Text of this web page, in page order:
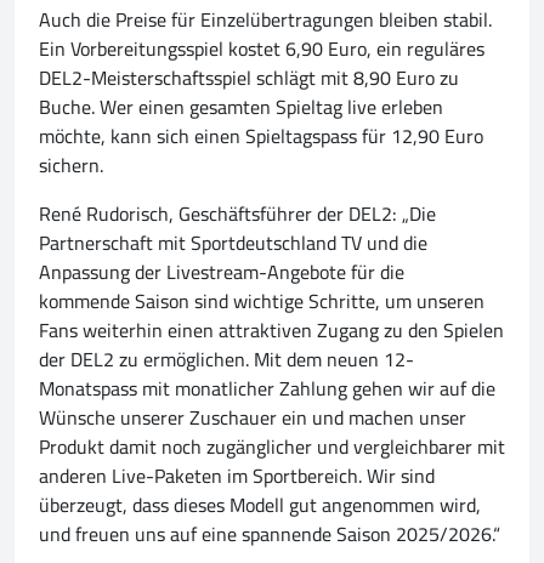
Auch die Preise für Einzelübertragungen bleiben stabil.
Ein Vorbereitungsspiel kostet 6,90 Euro, ein reguläres
DEL2-Meisterschaftsspiel schlägt mit 8,90 Euro zu
Buche. Wer einen gesamten Spieltag live erleben
möchte, kann sich einen Spieltagspass für 12,90 Euro
sichern.
René Rudorisch, Geschäftsführer der DEL2: „Die
Partnerschaft mit Sportdeutschland TV und die
Anpassung der Livestream-Angebote für die
kommende Saison sind wichtige Schritte, um unseren
Fans weiterhin einen attraktiven Zugang zu den Spielen
der DEL2 zu ermöglichen. Mit dem neuen 12-
Monatspass mit monatlicher Zahlung gehen wir auf die
Wünsche unserer Zuschauer ein und machen unser
Produkt damit noch zugänglicher und vergleichbarer mit
anderen Live-Paketen im Sportbereich. Wir sind
überzeugt, dass dieses Modell gut angenommen wird,
und freuen uns auf eine spannende Saison 2025/2026.“